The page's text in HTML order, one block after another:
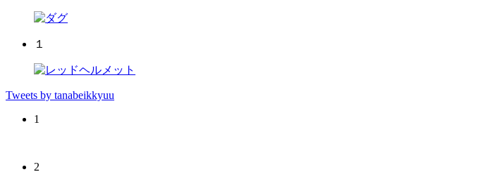
１
Tweets by tanabeikkyuu
1
2